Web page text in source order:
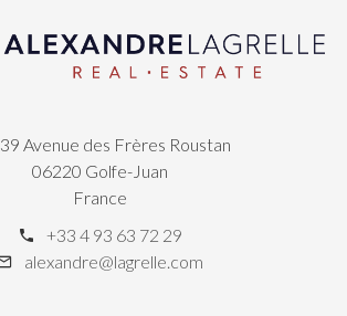
39 Avenue des Frères Roustan
06220 Golfe-Juan
France
+33 4 93 63 72 29
alexandre@lagrelle.com